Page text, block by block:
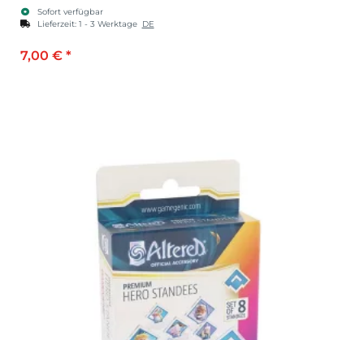
Sofort verfügbar
Lieferzeit: 1 - 3 Werktage DE
7,00 € *